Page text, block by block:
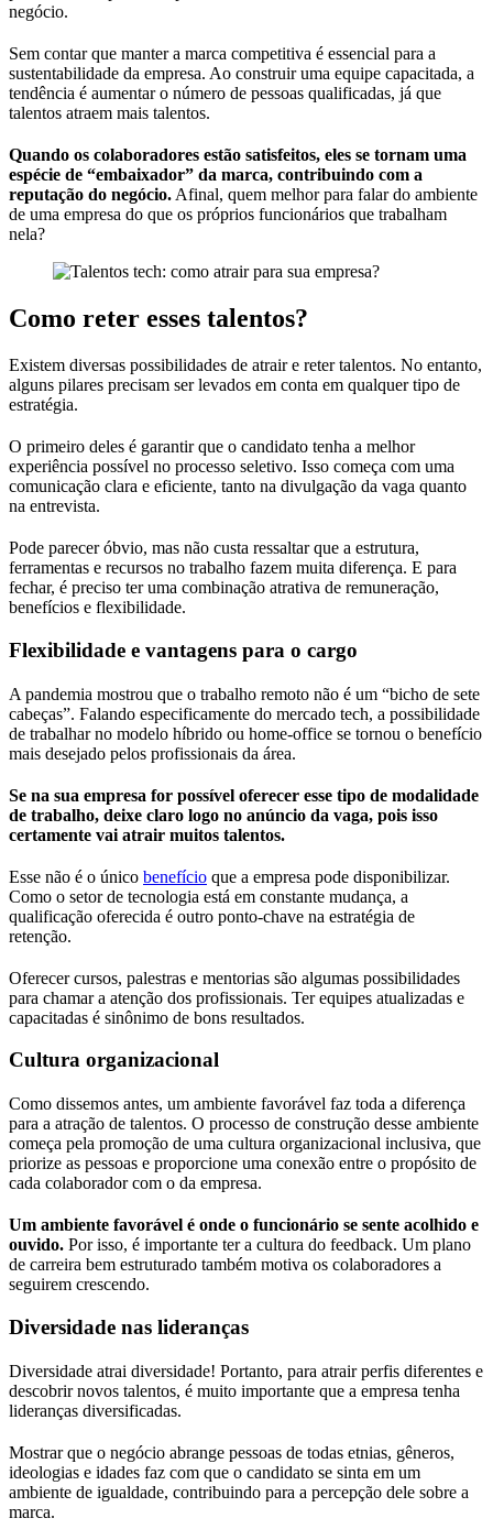
negócio.
Sem contar que manter a marca competitiva é essencial para a
sustentabilidade da empresa. Ao construir uma equipe capacitada, a
tendência é aumentar o número de pessoas qualificadas, já que
talentos atraem mais talentos.
Quando os colaboradores estão satisfeitos, eles se tornam uma
espécie de “embaixador” da marca, contribuindo com a
reputação do negócio. Afinal, quem melhor para falar do ambiente
de uma empresa do que os próprios funcionários que trabalham
nela?
Como reter esses talentos?
Existem diversas possibilidades de atrair e reter talentos. No entanto,
alguns pilares precisam ser levados em conta em qualquer tipo de
estratégia.
O primeiro deles é garantir que o candidato tenha a melhor
experiência possível no processo seletivo. Isso começa com uma
comunicação clara e eficiente, tanto na divulgação da vaga quanto
na entrevista.
Pode parecer óbvio, mas não custa ressaltar que a estrutura,
ferramentas e recursos no trabalho fazem muita diferença. E para
fechar, é preciso ter uma combinação atrativa de remuneração,
benefícios e flexibilidade.
Flexibilidade e vantagens para o cargo
A pandemia mostrou que o trabalho remoto não é um “bicho de sete
cabeças”. Falando especificamente do mercado tech, a possibilidade
de trabalhar no modelo híbrido ou home-office se tornou o benefício
mais desejado pelos profissionais da área.
Se na sua empresa for possível oferecer esse tipo de modalidade
de trabalho, deixe claro logo no anúncio da vaga, pois isso
certamente vai atrair muitos talentos.
Esse não é o único benefício que a empresa pode disponibilizar.
Como o setor de tecnologia está em constante mudança, a
qualificação oferecida é outro ponto-chave na estratégia de
retenção.
Oferecer cursos, palestras e mentorias são algumas possibilidades
para chamar a atenção dos profissionais. Ter equipes atualizadas e
capacitadas é sinônimo de bons resultados.
Cultura organizacional
Como dissemos antes, um ambiente favorável faz toda a diferença
para a atração de talentos. O processo de construção desse ambiente
começa pela promoção de uma cultura organizacional inclusiva, que
priorize as pessoas e proporcione uma conexão entre o propósito de
cada colaborador com o da empresa.
Um ambiente favorável é onde o funcionário se sente acolhido e
ouvido. Por isso, é importante ter a cultura do feedback. Um plano
de carreira bem estruturado também motiva os colaboradores a
seguirem crescendo.
Diversidade nas lideranças
Diversidade atrai diversidade! Portanto, para atrair perfis diferentes e
descobrir novos talentos, é muito importante que a empresa tenha
lideranças diversificadas.
Mostrar que o negócio abrange pessoas de todas etnias, gêneros,
ideologias e idades faz com que o candidato se sinta em um
ambiente de igualdade, contribuindo para a percepção dele sobre a
marca.